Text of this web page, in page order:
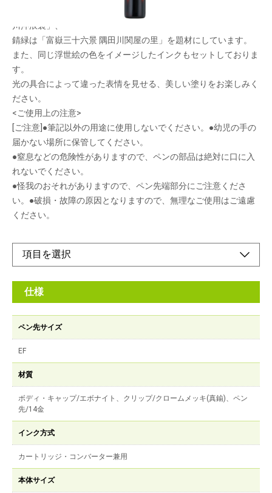
川沖浪裏」、
錆緑は「富嶽三十六景 隅田川関屋の里」を題材にしています。
また、同じ浮世絵の色をイメージしたインクもセットしておりま
す。
光の具合によって違った表情を見せる、美しい塗りをお楽しみく
ださい。
<ご使用上の注意>
[ご注意]●筆記以外の用途に使用しないでください。●幼児の手の
届かない場所に保管してください。
●窒息などの危険性がありますので、ペンの部品は絶対に口に入
れないでください。
●怪我のおそれがありますので、ペン先端部分にご注意くださ
い。●破損・故障の原因となりますので、無理なご使用はご遠慮
ください。
仕様
ペン先サイズ
EF
材質
ボディ・キャップ/エボナイト、クリップ/クロームメッキ(真鍮)、ペン
先/14金
インク方式
カートリッジ・コンバーター兼用
本体サイズ